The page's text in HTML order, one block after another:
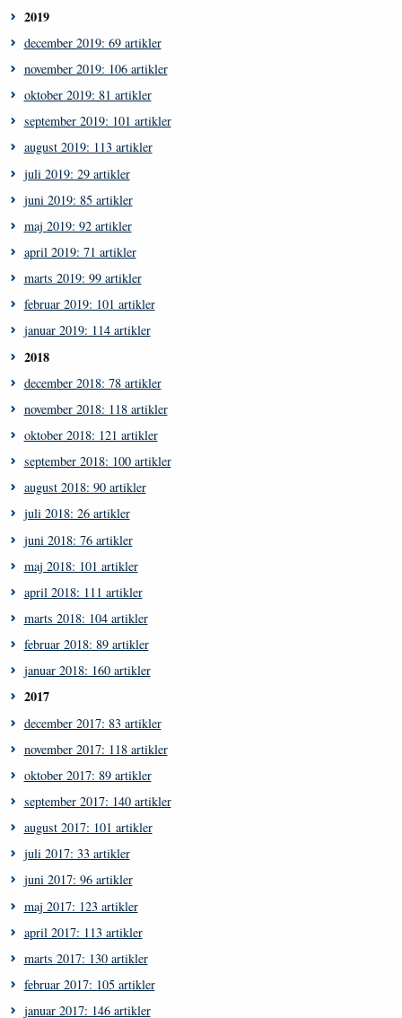
2019
december 2019: 69 artikler
november 2019: 106 artikler
oktober 2019: 81 artikler
september 2019: 101 artikler
august 2019: 113 artikler
juli 2019: 29 artikler
juni 2019: 85 artikler
maj 2019: 92 artikler
april 2019: 71 artikler
marts 2019: 99 artikler
februar 2019: 101 artikler
januar 2019: 114 artikler
2018
december 2018: 78 artikler
november 2018: 118 artikler
oktober 2018: 121 artikler
september 2018: 100 artikler
august 2018: 90 artikler
juli 2018: 26 artikler
juni 2018: 76 artikler
maj 2018: 101 artikler
april 2018: 111 artikler
marts 2018: 104 artikler
februar 2018: 89 artikler
januar 2018: 160 artikler
2017
december 2017: 83 artikler
november 2017: 118 artikler
oktober 2017: 89 artikler
september 2017: 140 artikler
august 2017: 101 artikler
juli 2017: 33 artikler
juni 2017: 96 artikler
maj 2017: 123 artikler
april 2017: 113 artikler
marts 2017: 130 artikler
februar 2017: 105 artikler
januar 2017: 146 artikler